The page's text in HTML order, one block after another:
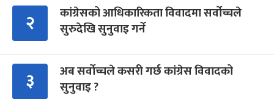
२
कांग्रेसको आधिकारिकता विवादमा सर्वोच्चले
सुरुदेखि सुनुवाइ गर्ने
३
अब सर्वोच्चले कसरी गर्छ कांग्रेस विवादको
सुनुवाइ ?